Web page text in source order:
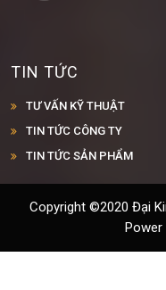
TIN TỨC
TƯ VẤN KỸ THUẬT
TIN TỨC CÔNG TY
TIN TỨC SẢN PHẨM
Copyright ©2020 Đại
Power